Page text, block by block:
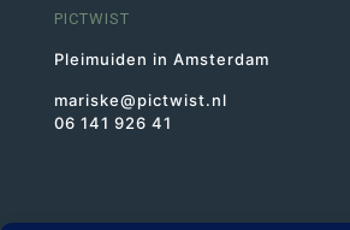
PICTWIST
Pleimuiden in Amsterdam
mariske@pictwist.nl
06 141 926 41